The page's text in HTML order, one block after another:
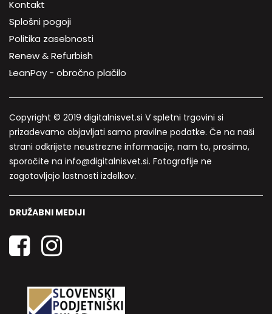
Kontakt
Splošni pogoji
Politika zasebnosti
Renew & Refurbish
LeanPay - obročno plačilo
Copyright © 2019 digitalnisvet.si V spletni trgovini si
prizadevamo objavljati samo pravilne podatke. Če na naši
strani odkrijete neustrezne informacije, nam to, prosimo,
sporočite na info@digitalnisvet.si. Fotografije ne
zagotavljajo lastnosti izdelkov.
DRUŽABNI MEDIJI